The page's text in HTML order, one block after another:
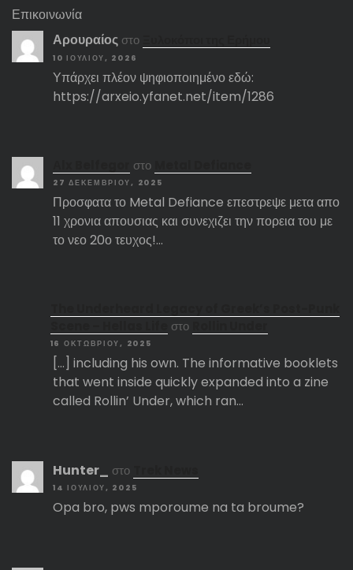
Επικοινωνία
Αρουραίος στο
10 ΙΟΥΛΊΟΥ, 2026
Υπάρχει πλέον ψηφιοποιημένο εδώ:
https://arxeio.yfanet.net/item/1286
στο
27 ΔΕΚΕΜΒΡΊΟΥ, 2025
Προσφατα το Metal Defiance επεστρεψε μετα απο
11 χρονια απουσιας και συνεχιζει την πορεια του με
το νεο 20ο τευχος!…
στο
16 ΟΚΤΩΒΡΊΟΥ, 2025
[…] including his own. The informative booklets
that went inside quickly expanded into a zine
called Rollin’ Under, which ran…
Hunter_ στο
14 ΙΟΥΛΊΟΥ, 2025
Opa bro, pws mporoume na ta broume?